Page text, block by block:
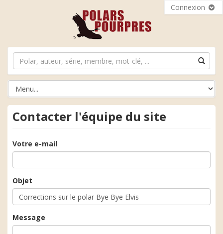
Connexion
Contacter l'équipe du site
Votre e-mail
Objet
Message